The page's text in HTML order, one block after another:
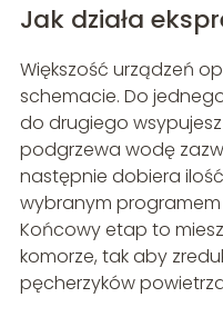
Jak działa
Większość urządzeń
schemacie. Do
do drugiego wsypujesz
podgrzewa wodę
następnie dobiera
wybranym
Końcowy etap to
komorze, tak aby
pęcherzyków